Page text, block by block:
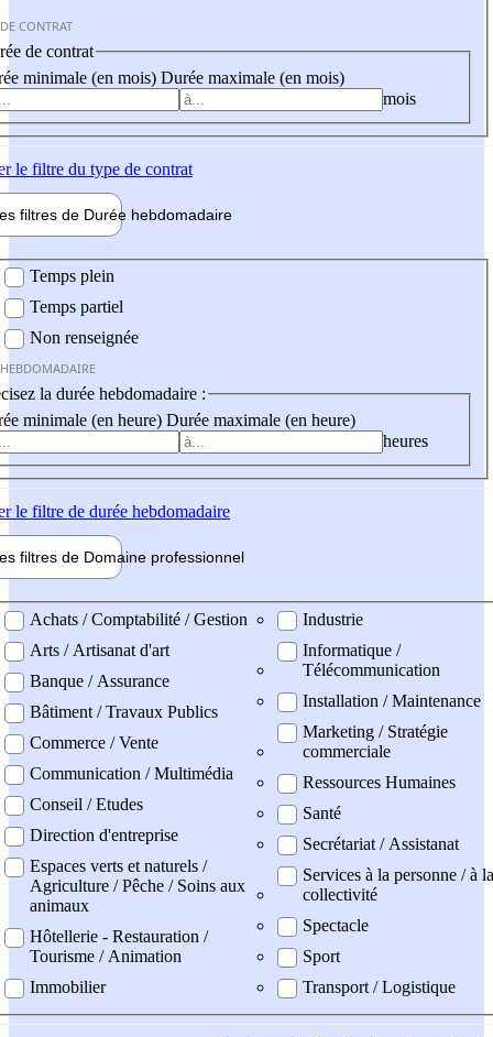
CONTRAT
de contrat
minimale (en mois) Durée maximale (en mois)
mois
le filtre du type de contrat
filtres de Durée hebdomadaire
Temps plein
Temps partiel
Non renseignée
la durée hebdomadaire :
minimale (en heure) Durée maximale (en heure)
heures
le filtre de durée hebdomadaire
filtres de Domaine professionnel
professionel
Achats / Comptabilité / Gestion
Arts / Artisanat d'art
Banque / Assurance
Bâtiment / Travaux Publics
Commerce / Vente
Communication / Multimédia
Conseil / Etudes
Direction d'entreprise
Espaces verts et naturels /
Agriculture / Pêche / Soins aux
animaux
Hôtellerie - Restauration /
Tourisme / Animation
Immobilier
Industrie
Informatique /
Télécommunication
Installation / Maintenance
Marketing / Stratégie
commerciale
Ressources Humaines
Santé
Secrétariat / Assistanat
Services à la personne / à la
collectivité
Spectacle
Sport
Transport / Logistique